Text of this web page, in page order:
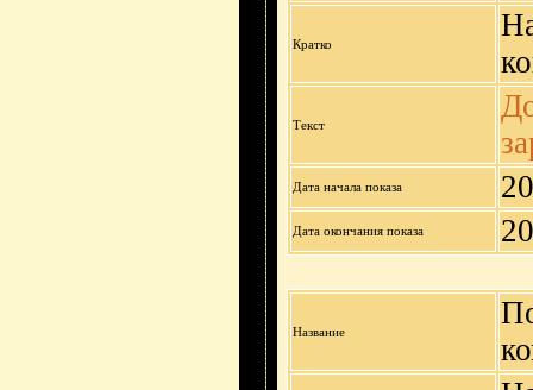
Кратко
Текст
Дата начала показа
Дата окончания показа
Название